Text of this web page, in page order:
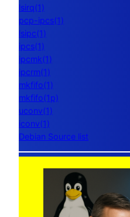
lsirq(1)
pcp-ipcs(1)
lsipc(1)
ipcs(1)
ipcmk(1)
ipcrm(1)
mkfifo(1)
mkfifo(1p)
uconv(1)
iconv(1)
Debian Source list